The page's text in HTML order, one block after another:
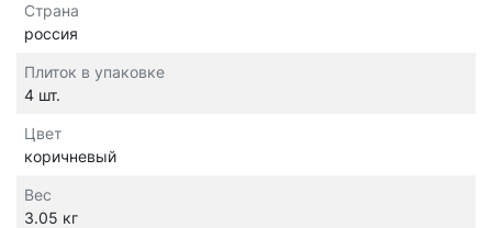
Страна
россия
Плиток в упаковке
4 шт.
Цвет
коричневый
Вес
3.05 кг